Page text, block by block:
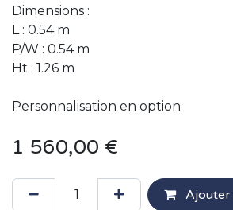
Dimensions :
L : 0.54 m
P/W : 0.54 m
Ht : 1.26 m
Personnalisation en option
1 560,00 €
Ajouter